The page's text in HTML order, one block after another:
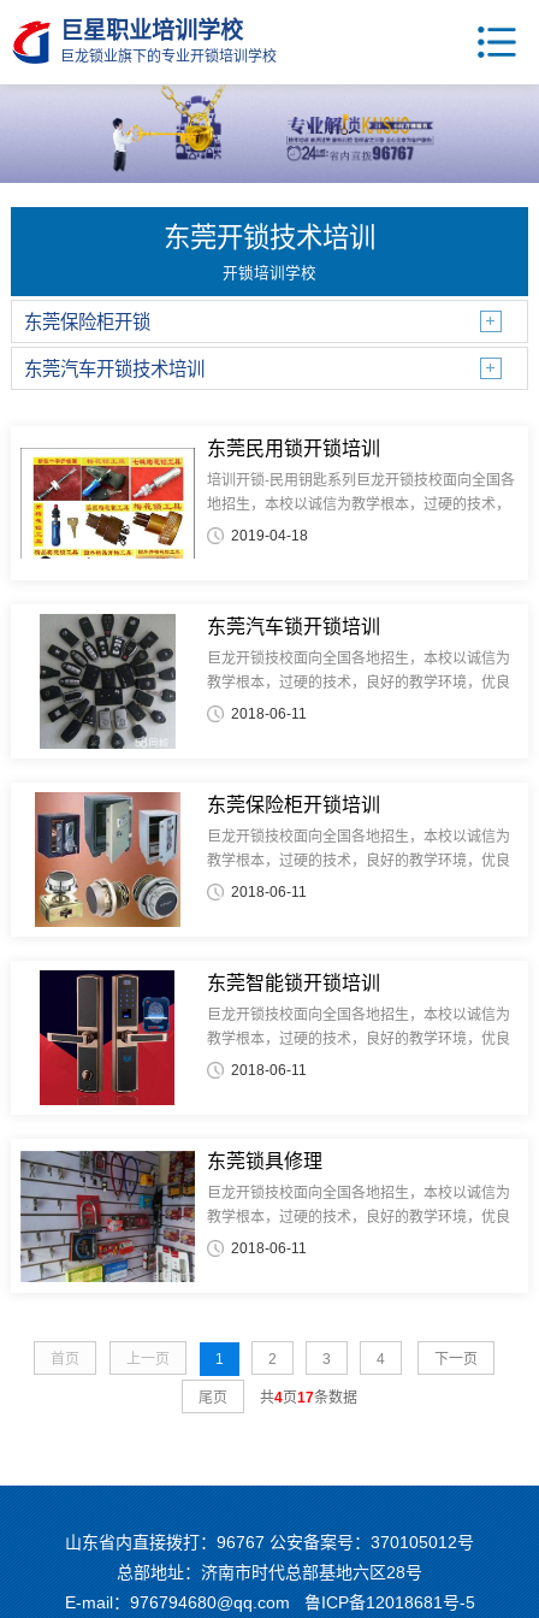
巨星职业培训学校
巨龙锁业旗下的专业开锁培训学校
东莞开锁技术培训
开锁培训学校
东莞保险柜开锁
东莞汽车开锁技术培训
东莞民用锁开锁培训
培训开锁-民用钥匙系列巨龙开锁技校面向全国各
地招生，本校以诚信为教学根本，过硬的技术，
良好的教学环境，优良的师资，一对一教学，想
2019-04-18
东莞汽车锁开锁培训
巨龙开锁技校面向全国各地招生，本校以诚信为
教学根本，过硬的技术，良好的教学环境，优良
的师资，一对一教学，想学真技术请你来巨龙开
2018-06-11
东莞保险柜开锁培训
巨龙开锁技校面向全国各地招生，本校以诚信为
教学根本，过硬的技术，良好的教学环境，优良
的师资，一对一教学，想学真技术请你来巨龙开
2018-06-11
东莞智能锁开锁培训
巨龙开锁技校面向全国各地招生，本校以诚信为
教学根本，过硬的技术，良好的教学环境，优良
的师资，一对一教学，想学真技术请你来巨龙开
2018-06-11
东莞锁具修理
巨龙开锁技校面向全国各地招生，本校以诚信为
教学根本，过硬的技术，良好的教学环境，优良
的师资，一对一教学，想学真技术请你来巨龙开
2018-06-11
首页 上一页 1 2 3 4 下一页
尾页 共4页17条数据
山东省内直接拨打：96767 公安备案号：370105012号
总部地址：济南市时代总部基地六区28号
E-mail：976794680@qq.com 鲁ICP备12018681号-5